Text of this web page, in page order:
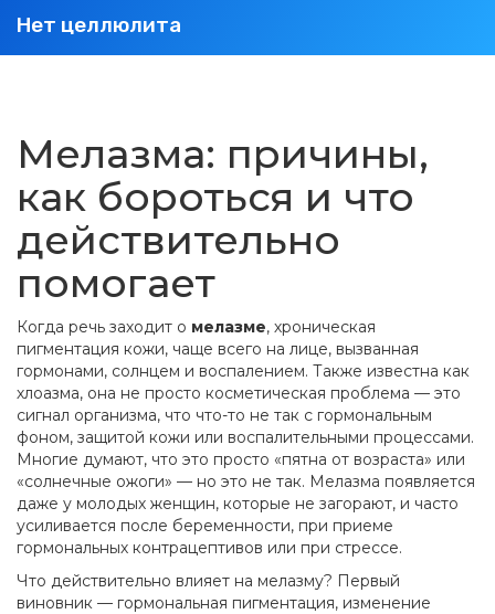
Нет целлюлита
Мелазма: причины,
как бороться и что
действительно
помогает
Когда речь заходит о мелазме, хроническая
пигментация кожи, чаще всего на лице, вызванная
гормонами, солнцем и воспалением. Также известна как
хлоазма, она не просто косметическая проблема — это
сигнал организма, что что-то не так с гормональным
фоном, защитой кожи или воспалительными процессами.
Многие думают, что это просто «пятна от возраста» или
«солнечные ожоги» — но это не так. Мелазма появляется
даже у молодых женщин, которые не загорают, и часто
усиливается после беременности, при приеме
гормональных контрацептивов или при стрессе.
Что действительно влияет на мелазму? Первый
виновник — гормональная пигментация, изменение